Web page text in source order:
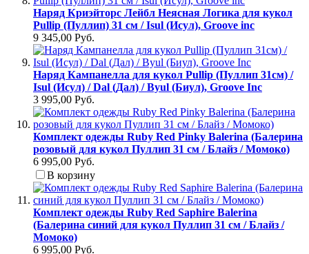
Наряд Криэйторс Лейбл Неясная Логика для кукол
Pullip (Пуллип) 31 см / Isul (Исул), Groove inc
9 345,00 Руб.
Наряд Кампанелла для кукол Pullip (Пуллип 31см) /
Isul (Исул) / Dal (Дал) / Byul (Биул), Groove Inc
3 995,00 Руб.
Комплект одежды Ruby Red Pinky Balerina (Балерина
розовый для кукол Пуллип 31 см / Блайз / Момоко)
6 995,00 Руб.
В корзину
Комплект одежды Ruby Red Saphire Balerina
(Балерина синий для кукол Пуллип 31 см / Блайз /
Момоко)
6 995,00 Руб.